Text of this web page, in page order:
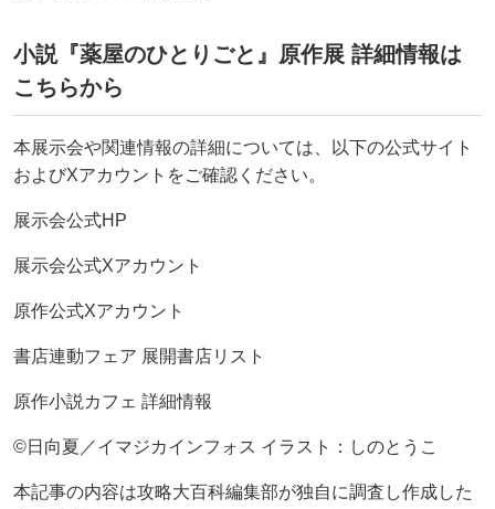
小説『薬屋のひとりごと』原作展 詳細情報は
こちらから
本展示会や関連情報の詳細については、以下の公式サイト
およびXアカウントをご確認ください。
展示会公式HP
展示会公式Xアカウント
原作公式Xアカウント
書店連動フェア 展開書店リスト
原作小説カフェ 詳細情報
©日向夏／イマジカインフォス イラスト：しのとうこ
本記事の内容は攻略大百科編集部が独自に調査し作成した